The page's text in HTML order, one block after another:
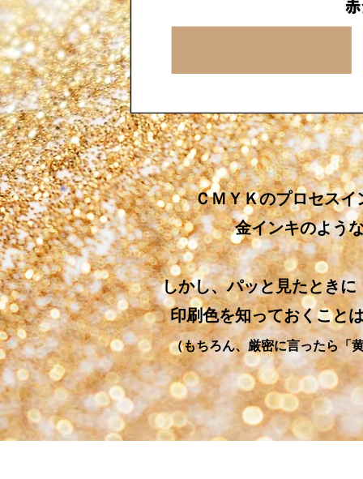
ＣＭＹＫのプロセス
金インキのよう
しかし、パッと見たとき
印刷色を知っておくこと
（もちろん、厳密に言ったら「